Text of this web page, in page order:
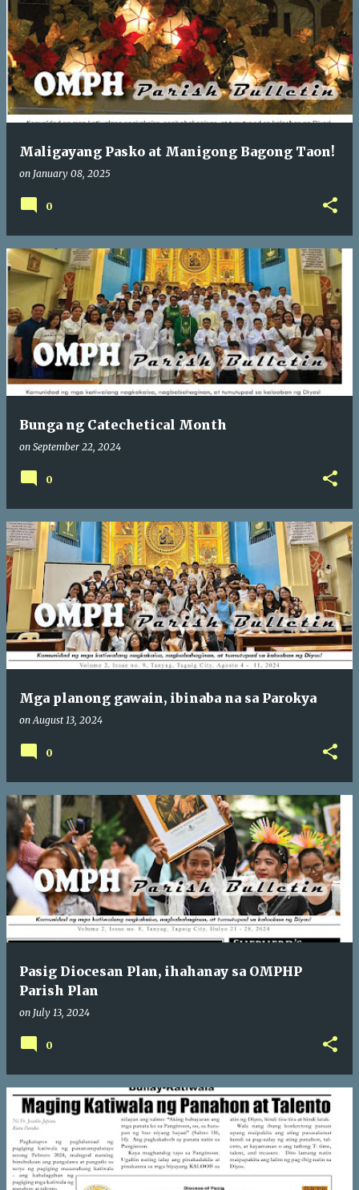
lahat na maglingkod sa Panginoon sa banal na Misa
tuwing Linggo.
Maligayang Pasko at Manigong Bagong Taon!
on January 08, 2025
0
Bunga ng Catechetical Month
on September 22, 2024
0
Mga planong gawain, ibinaba na sa Parokya
on August 13, 2024
0
Pasig Diocesan Plan, ihahanay sa OMPHP
Parish Plan
on July 13, 2024
0